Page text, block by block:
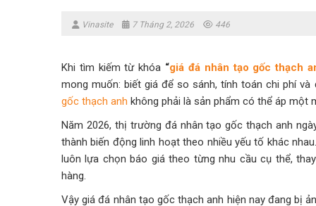
Vinasite 7 Tháng 2, 2026 446
Khi tìm kiếm từ khóa “giá đá nhân tạo gốc thạch
mong muốn: biết giá để so sánh, tính toán chi phí
gốc thạch anh không phải là sản phẩm có thể áp một
Năm 2026, thị trường đá nhân tạo gốc thạch anh
thành biến động linh hoạt theo nhiều yếu tố khác
luôn lựa chọn báo giá theo từng nhu cầu cụ thể,
hàng.
Vậy giá đá nhân tạo gốc thạch anh hiện nay đang bị